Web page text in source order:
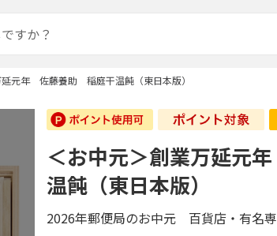
延元年 佐藤養助 稲庭干温飩（東日本版）
＜お中元＞創業万延
温飩（東日本版）
2026年郵便局のお中元 百貨店・有名